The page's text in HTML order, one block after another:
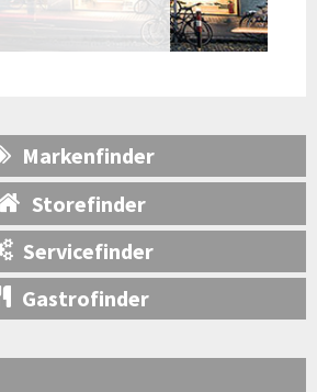
Markenfinder
Storefinder
Servicefinder
Gastrofinder